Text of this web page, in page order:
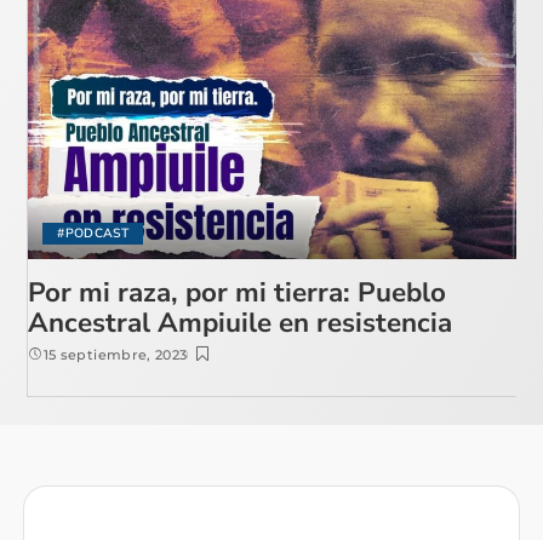
#PODCAST
Por mi raza, por mi tierra: Pueblo
Ancestral Ampiuile en resistencia
15 septiembre, 2023